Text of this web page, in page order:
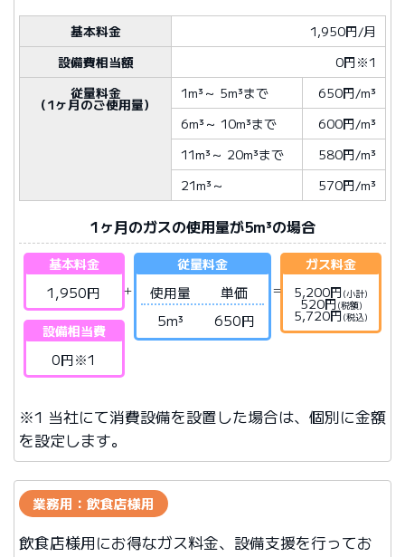
基本料金
1,950円/月
設備費相当額
0円※1
従量料金
（1ヶ月のご使用量）
1m³ ～ 5m³まで
650円/m³
6m³ ～ 10m³まで
600円/m³
11m³ ～ 20m³まで
580円/m³
21m³ ～ 570円/m³
1ヶ月のガスの使用量が5m³の場合
基本料金
1,950円
設備相当費
0円※1
従量料金
使用量
単価
5m³
650円
ガス料金
5,200円 (小計)
520円 (税額)
5,720円(税込)
※1 当社にて消費設備を設置した場合は、個別に金額
を設定します。
業務用：飲食店様用
飲食店様用にお得なガス料金、設備支援を行ってお